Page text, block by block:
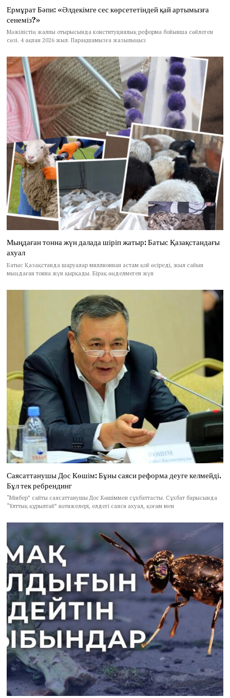
Ермұрат Бәпи: «Әлдекімге сес көрсететіндей қай артымызға
сенеміз?»
Мәжілістің жалпы отырысында конституциялық реформа бойынша сөйлеген
сөзі. 4 ақпан 2026 жыл. Парақшамызға жазылыңыз
Мыңдаған тонна жүн далада шіріп жатыр: Батыс Қазақстандағы
ахуал
Батыс Қазақстанда шаруалар миллионнан астам қой өсіреді, жыл сайын
мыңдаған тонна жүн қырқады. Бірақ өңделмеген жүн
Саясаттанушы Дос Көшім: Бұны саяси реформа деуге келмейді.
Бұл тек ребрендинг
“Мінбер” сайты саясаттанушы Дос Көшіммен сұхбаттасты. Сұхбат барысында
“Ұлттық құрылтай” нәтижелері, елдегі саяси ахуал, қоғам мен